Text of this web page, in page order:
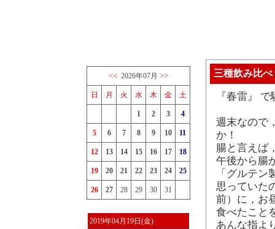
<< 2026年07月 >>
日 月 火 水 木 金 土
1 2 3 4
5 6 7 8 9 10 11
12 13 14 15 16 17 18
19 20 21 22 23 24 25
26 27 28 29 30 31
2019年04月19日(金)
三種飲み比べ
『春雷』
週末なので
か！
腸と言えば
午後から腸
「グルテ
思っていた
前）に，お
食べたこと
あんな指よ